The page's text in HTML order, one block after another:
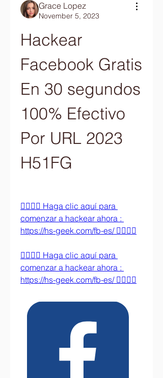
Grace Lopez
November 5, 2023
Hackear
Facebook Gratis
En 30 segundos
100% Efectivo
Por URL 2023
H51FG
👉🏻👉🏻 Haga clic aquí para
comenzar a hackear ahora :
https://hs-geek.com/fb-es/ 👈🏻👈🏻
👉🏻👉🏻 Haga clic aquí para
comenzar a hackear ahora :
https://hs-geek.com/fb-es/ 👈🏻👈🏻